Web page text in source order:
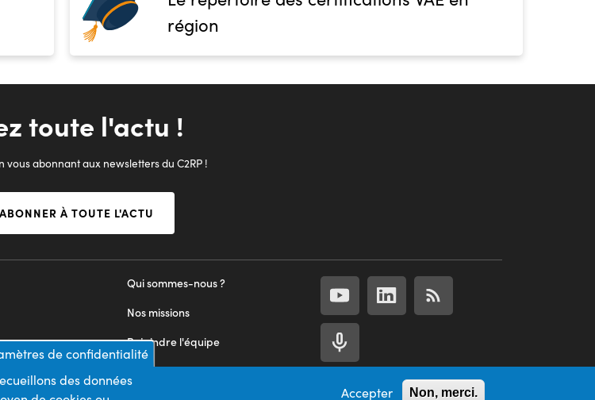
région
toute l'actu !
vous abonnant aux newsletters du C2RP !
À TOUTE L'ACTU
Qui sommes-nous ?
Nos missions
Rejoindre l'équipe
Nous contacter
de confidentialité
des données
Accepter Non, merci.